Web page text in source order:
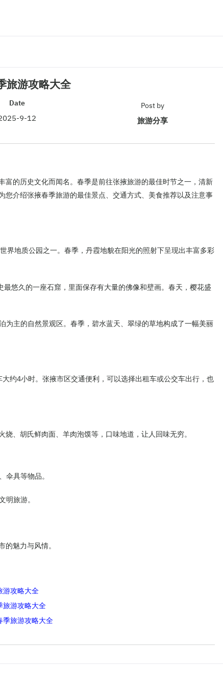
旅游攻略大全
Date
9-12
Post by
旅游分享
的历史文化而闻名。春季是前往张掖旅游的最佳时节之一，清新
介绍张掖春季旅游的最佳景点、交通方式、美食推荐以及注意事
界地质公园之一。春季，丹霞地貌在阳光的照射下呈现出丰富多彩
悠久的一座石窟，里面保存有大量的佛像和壁画。春天，樱花盛
为主的自然景观区。春季，碧水蓝天、翠绿的草地构成了一幅美丽
约4小时。张掖市区交通便利，可以选择出租车或公交车出行，也
、胡氏鲜肉面、羊肉泡馍等，口味地道，让人回味无穷。
伞具等物品。
明旅游。
魅力与风情。
游攻略大全
旅游攻略大全
季旅游攻略大全